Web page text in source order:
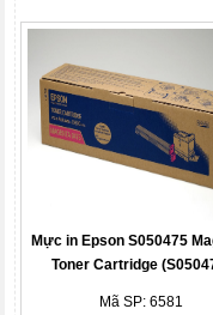
Mực in Epson S050475
Toner Cartridge
Mã SP: 6581